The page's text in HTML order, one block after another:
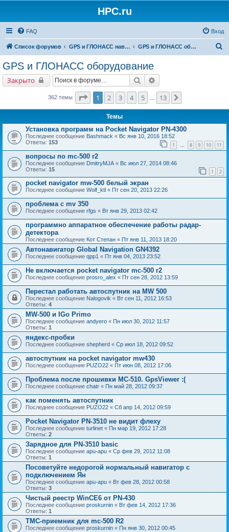
HPC.ru
FAQ Вход
Список форумов GPS и ГЛОНАСС навигация и оборудование для навигации GPS и ГЛОНАСС оборудование
GPS и ГЛОНАСС оборудование
Закрыто Поиск
362 темы Страница1 из
1 2 3 4 5 13
Темы
Установка программ на Pocket Navigator PN-4300
Последнее сообщение Bashmack « Вс янв 10, 2016 18:52
Ответы: 153 1 … 8 9 10 11
вопросы по mc-500 r2
Последнее сообщение DmitryMJA « Вс июл 27, 2014 08:46
Ответы: 15 1 2
pocket navigator mw-500 белый экран
Последнее сообщение Wolf_ktl « Пт сен 20, 2013 22:26
проблема с mv 350
Последнее сообщение rfgs « Вт янв 29, 2013 02:42
программно аппаратное обеспечение работы радар-
детектора
Последнее сообщение Кот Степан « Пт янв 11, 2013 18:20
Автонавигатор Global Navigation GN4392
Последнее сообщение qpp1 « Пт янв 04, 2013 23:52
Не включается pocket navigator mc-500 r2
Последнее сообщение prosro_alex « Пт сен 28, 2012 13:59
Перестал работать автоспутник на MW 500
Последнее сообщение Nalogovik « Вт сен 11, 2012 16:53
Ответы: 4
MW-500 и IGo Primo
Последнее сообщение andyero « Пн июл 30, 2012 11:57
Ответы: 1
яндекс-пробки
Последнее сообщение shepherd « Ср июл 18, 2012 09:52
автоспутник на pocket navigator mw430
Последнее сообщение PUZO22 « Пт июн 08, 2012 17:06
Проблема после прошивки MC-510. GpsViewer :(
Последнее сообщение chatr « Пн май 28, 2012 09:37
как поменять автоспутник
Последнее сообщение PUZO22 « Сб апр 14, 2012 09:59
Pocket Navigator PN-3510 не видит флеху
Последнее сообщение turlinet « Пн мар 19, 2012 17:28
Ответы: 2
Зарядное для PN-3510 basic
Последнее сообщение apu-apu « Ср фев 29, 2012 11:08
Ответы: 1
Посоветуйте недорогой нормальный навигатор с
подключением Ян
Последнее сообщение apu-apu « Вт фев 28, 2012 00:58
Ответы: 3
Чистый реестр WinCE6 от PN-430
Последнее сообщение proskurnin « Вт фев 14, 2012 17:36
Ответы: 1
TMC-приемник для mc-500 R2
Последнее сообщение proskurnin « Пн янв 30, 2012 00:45